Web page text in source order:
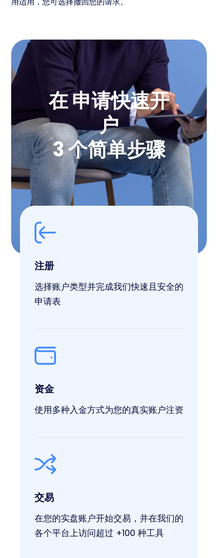
在 申请快速开
户
3 个简单步骤
注册
选择账户类型并完成我们快速且安全的
申请表
资金
使用多种入金方式为您的真实账户注资
交易
在您的实盘账户开始交易，并在我们的
各个平台上访问超过 +100 种工具